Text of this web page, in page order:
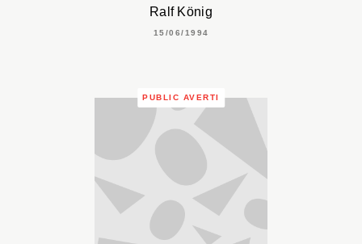
Ralf König
15/06/1994
PUBLIC AVERTI